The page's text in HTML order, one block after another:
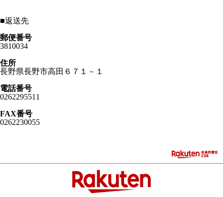
■返送先
郵便番号
3810034
住所
長野県長野市高田６７１－１
電話番号
0262295511
FAX番号
0262230055